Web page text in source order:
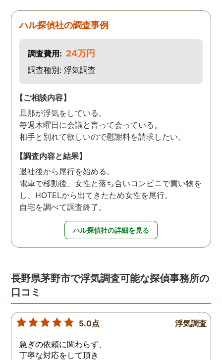
ハル探偵社の調査事例
調査費用: 24万円
調査種別: 浮気調査
【ご相談内容】
旦那が浮気をしている。
毎週木曜日に会議と言って会っている。
相手と別れて欲しいので慰謝料を請求したい。
【調査内容と結果】
退社後から尾行を始める。
電車で移動後、女性と落ち合いコンビニで買い物を
し、HOTELから出てきたため女性を尾行。
自宅を調べて調査終了。
ハル探偵社の詳細を見る
長野県茅野市で浮気調査可能な探偵事務所の
口コミ
5.0点 浮気調査
急ぎの依頼に関わらず、
丁寧な対応をして頂き